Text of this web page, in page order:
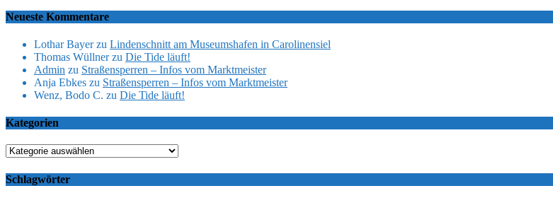
Neueste Kommentare
Lothar Bayerzu Lindenschnitt am Museumshafen in Carolinensiel
Thomas Wüllnerzu Die Tide läuft!
Admin zu Straßensperren – Infos vom Marktmeister
Anja Ebkes zu Straßensperren – Infos vom Marktmeister
Wenz, Bodo C. zu Die Tide läuft!
Kategorien
Kategorien
Schlagwörter